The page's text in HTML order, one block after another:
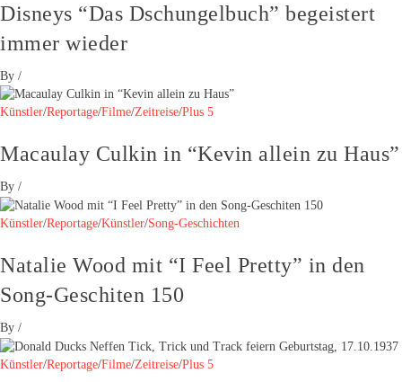
Disneys “Das Dschungelbuch” begeistert
immer wieder
By /
Künstler/Reportage/Filme/Zeitreise/Plus 5
Macaulay Culkin in “Kevin allein zu Haus”
By /
Künstler/Reportage/Künstler/Song-Geschichten
Natalie Wood mit “I Feel Pretty” in den
Song-Geschiten 150
By /
Künstler/Reportage/Filme/Zeitreise/Plus 5